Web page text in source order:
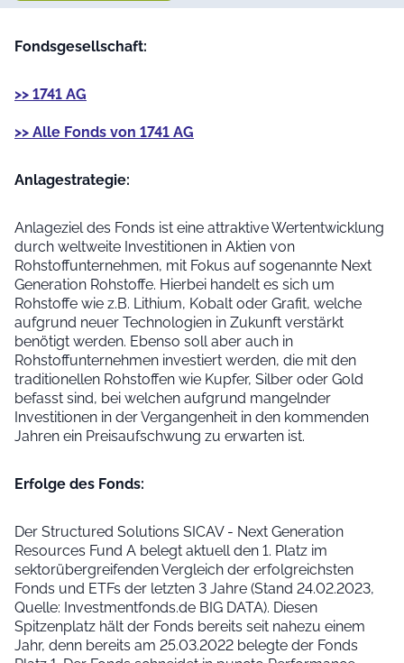
Fondsgesellschaft:
>> 1741 AG
>> Alle Fonds von 1741 AG
Anlage­strategie:
Anlageziel des Fonds ist eine attraktive Wertentwicklung
durch weltweite Investitionen in Aktien von
Rohstoffunternehmen, mit Fokus auf sogenannte Next
Generation Rohstoffe. Hierbei handelt es sich um
Rohstoffe wie z.B. Lithium, Kobalt oder Grafit, welche
aufgrund neuer Technologien in Zukunft verstärkt
benötigt werden. Ebenso soll aber auch in
Rohstoffunternehmen investiert werden, die mit den
traditionellen Rohstoffen wie Kupfer, Silber oder Gold
befasst sind, bei welchen aufgrund mangelnder
Investitionen in der Vergangenheit in den kommenden
Jahren ein Preisaufschwung zu erwarten ist.
Erfolge des Fonds:
Der Structured Solutions SICAV - Next Generation
Resources Fund A belegt aktuell den 1. Platz im
sektorübergreifenden Vergleich der erfolgreichsten
Fonds und ETFs der letzten 3 Jahre (Stand 24.02.2023,
Quelle: Investmentfonds.de BIG DATA). Diesen
Spitzenplatz hält der Fonds bereits seit nahezu einem
Jahr, denn bereits am 25.03.2022 belegte der Fonds